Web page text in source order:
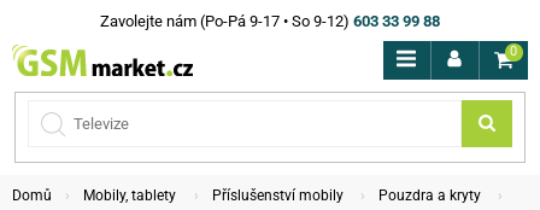
Zavolejte nám (Po-Pá 9-17 • So 9-12) 603 33 99 88
0
Domů Mobily, tablety Příslušenství mobily
Pouzdra a kryty